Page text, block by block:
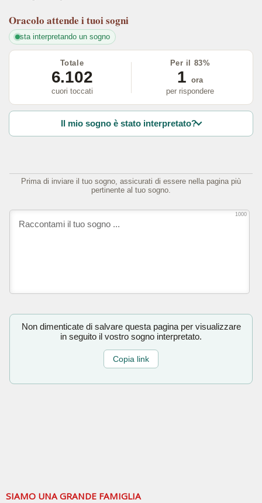
Oracolo attende i tuoi sogni
sta interpretando un sogno
Totale
6.102
cuori toccati
Per il 83%
1 ora
per rispondere
Il mio sogno è stato interpretato?
Prima di inviare il tuo sogno, assicurati di essere nella pagina più
pertinente al tuo sogno.
1000
Non dimenticate di salvare questa pagina per visualizzare
in seguito il vostro sogno interpretato.
Copia link
SIAMO UNA GRANDE FAMIGLIA